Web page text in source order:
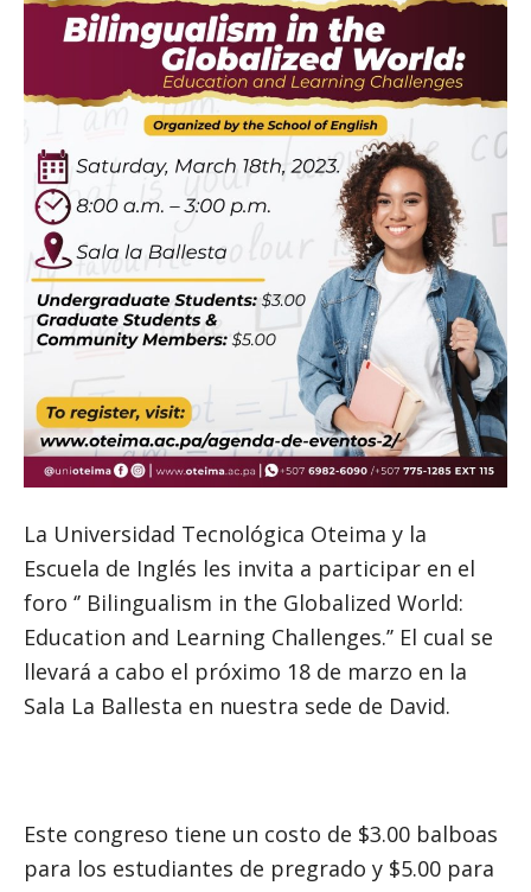
La Universidad Tecnológica Oteima y la
Escuela de Inglés les invita a participar en el
foro ‘’ Bilingualism in the Globalized World:
Education and Learning Challenges.’’ El cual se
llevará a cabo el próximo 18 de marzo en la
Sala La Ballesta en nuestra sede de David.
Este congreso tiene un costo de $3.00 balboas
para los estudiantes de pregrado y $5.00 para